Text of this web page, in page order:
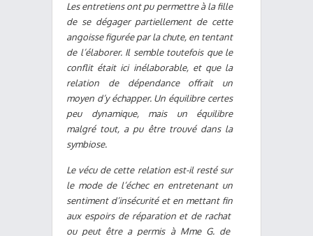
Les entretiens ont pu permettre à la fille
de se dégager partiellement de cette
angoisse figurée par la chute, en tentant
de l’élaborer. Il semble toutefois que le
conflit était ici inélaborable, et que la
relation de dépendance offrait un
moyen d’y échapper. Un équilibre certes
peu dynamique, mais un équilibre
malgré tout, a pu être trouvé dans la
symbiose.
Le vécu de cette relation est-il resté sur
le mode de l’échec en entretenant un
sentiment d’insécurité et en mettant fin
aux espoirs de réparation et de rachat
ou peut être a permis à Mme G. de